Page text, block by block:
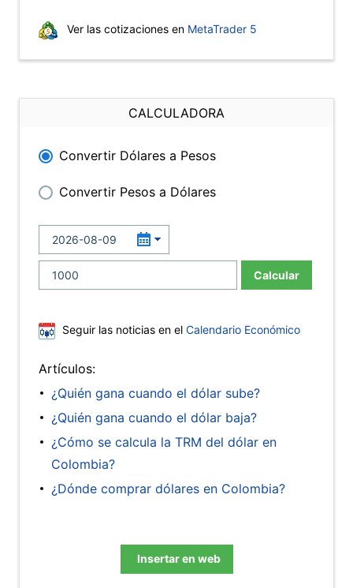
Ver las cotizaciones en MetaTrader 5
CALCULADORA
Convertir Dólares a Pesos
Convertir Pesos a Dólares
Calcular
Seguir las noticias en el Calendario Económico
Artículos:
¿Quién gana cuando el dólar sube?
¿Quién gana cuando el dólar baja?
¿Cómo se calcula la TRM del dólar en
Colombia?
¿Dónde comprar dólares en Colombia?
Insertar en web